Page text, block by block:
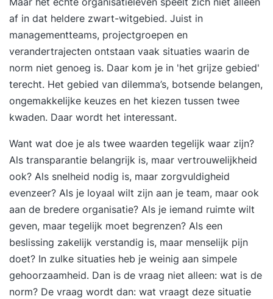
af in dat heldere zwart-witgebied. Juist in
managementteams, projectgroepen en
verandertrajecten ontstaan vaak situaties waarin de
norm niet genoeg is. Daar kom je in 'het grijze gebied'
terecht. Het gebied van dilemma’s, botsende belangen,
ongemakkelijke keuzes en het kiezen tussen twee
kwaden. Daar wordt het interessant.
Want wat doe je als twee waarden tegelijk waar zijn?
Als transparantie belangrijk is, maar vertrouwelijkheid
ook? Als snelheid nodig is, maar zorgvuldigheid
evenzeer? Als je loyaal wilt zijn aan je team, maar ook
aan de bredere organisatie? Als je iemand ruimte wilt
geven, maar tegelijk moet begrenzen? Als een
beslissing zakelijk verstandig is, maar menselijk pijn
doet? In zulke situaties heb je weinig aan simpele
gehoorzaamheid. Dan is de vraag niet alleen: wat is de
norm? De vraag wordt dan: wat vraagt deze situatie